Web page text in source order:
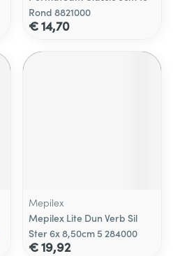
Rond 8821000
€ 14,70
Mepilex
Mepilex Lite Dun Verb Sil
Ster 6x 8,50cm 5 284000
€ 19,92